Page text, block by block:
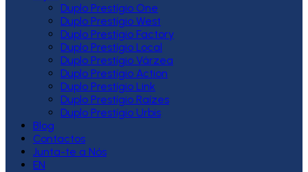
Duplo Prestígio One
Duplo Prestígio West
Duplo Prestígio Factory
Duplo Prestígio Local
Duplo Prestígio Várzea
Duplo Prestígio Action
Duplo Prestígio Link
Duplo Prestígio Raízes
Duplo Prestígio Urbis
Blog
Contactos
Junta-te a Nós
EN